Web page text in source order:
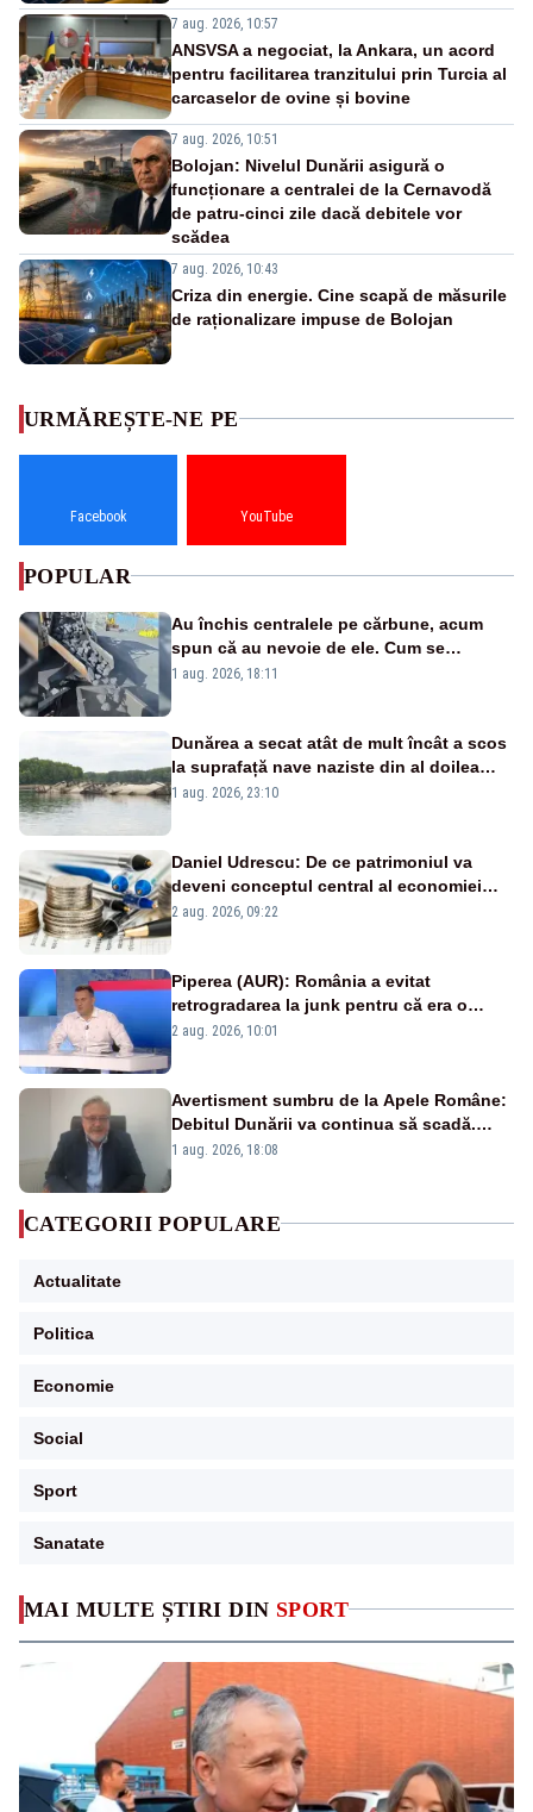
7 aug. 2026, 10:57
ANSVSA a negociat, la Ankara, un acord
pentru facilitarea tranzitului prin Turcia al
carcaselor de ovine și bovine
7 aug. 2026, 10:51
Bolojan: Nivelul Dunării asigură o
funcționare a centralei de la Cernavodă
de patru-cinci zile dacă debitele vor
scădea
7 aug. 2026, 10:43
Criza din energie. Cine scapă de măsurile
de raționalizare impuse de Bolojan
MAI MULTE ȘTIRI DIN SPORT
URMĂREȘTE-NE PE
Facebook YouTube
POPULAR
Au închis centralele pe cărbune, acum
spun că au nevoie de ele. Cum se
pasează vina în plină criză energetică
1 aug. 2026, 18:11
Dunărea a secat atât de mult încât a scos
la suprafață nave naziste din al doilea
război mondial
1 aug. 2026, 23:10
Daniel Udrescu: De ce patrimoniul va
deveni conceptul central al economiei
viitoare?
2 aug. 2026, 09:22
Piperea (AUR): România a evitat
retrogradarea la junk pentru că era o
catastrofă pentru bănci și fondurile de
2 aug. 2026, 10:01
Avertisment sumbru de la Apele Române:
Debitul Dunării va continua să scadă.
Cernavodă s-ar putea închide în 4 zile
1 aug. 2026, 18:08
CATEGORII POPULARE
Actualitate
Politica
Economie
Social
Sport
Sanatate